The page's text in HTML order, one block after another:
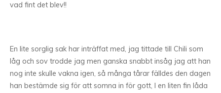
vad fint det blev!!
En lite sorglig sak har inträffat med, jag tittade till Chili som
låg och sov trodde jag men ganska snabbt insåg jag att han
nog inte skulle vakna igen, så många tårar fälldes den dagen
han bestämde sig för att somna in för gott, I en liten fin låda